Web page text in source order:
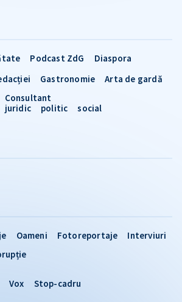
Oameni Fotoreportaje
Interviuri
Vox Stop-cadru
Podcast ZdG
Diaspora
Gastronomie
Arta de gardă
Consultant
juridic
politic social